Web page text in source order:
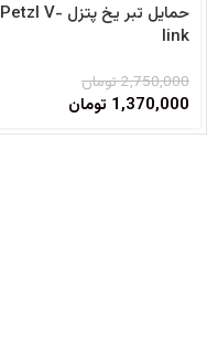
فروخته شده
حمایل تبر یخ پتزل Petzl V-
link
2,750,000تومان
1,370,000 تومان